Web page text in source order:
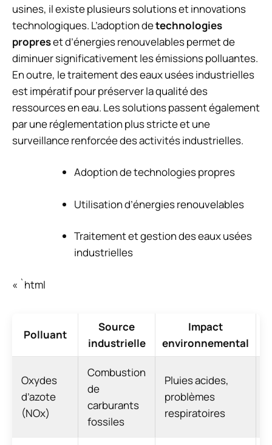
usines, il existe plusieurs solutions et innovations
technologiques. L’adoption detechnologies
propreset d’énergies renouvelables permet de
diminuer significativement les émissions polluantes.
En outre, le traitement des eaux usées industrielles
est impératif pour préserver la qualité des
ressources en eau. Les solutions passent également
par une réglementation plus stricte et une
surveillance renforcée des activités industrielles.
Adoption de technologies propres
Utilisation d’énergies renouvelables
Traitement et gestion des eaux usées
industrielles
« `html
Polluant
Source
industrielle
Impact
environnemental
Oxydes
d’azote
(NOx)
Combustion
de
carburants
fossiles
Pluies acides,
problèmes
respiratoires